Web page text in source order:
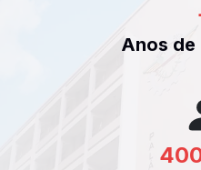
Anos de